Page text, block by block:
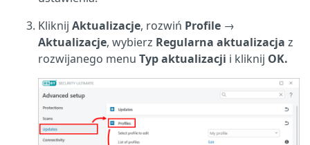
Kliknij Aktualizacje, rozwiń Profile →
Aktualizacje, wybierz Regularna aktualizacja z
rozwijanego menu Typ aktualizacji i kliknij OK.